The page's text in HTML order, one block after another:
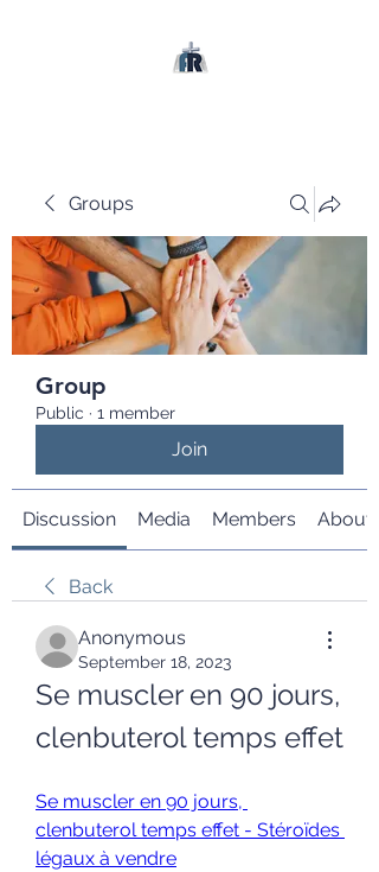
Groups
Group
Public · 1 member
Join
Discussion Media Members About
Back
Anonymous
September 18, 2023
Se muscler en 90 jours,
clenbuterol temps effet
Se muscler en 90 jours,
clenbuterol temps effet - Stéroïdes
légaux à vendre